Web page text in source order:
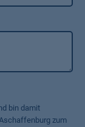
bin damit
zum